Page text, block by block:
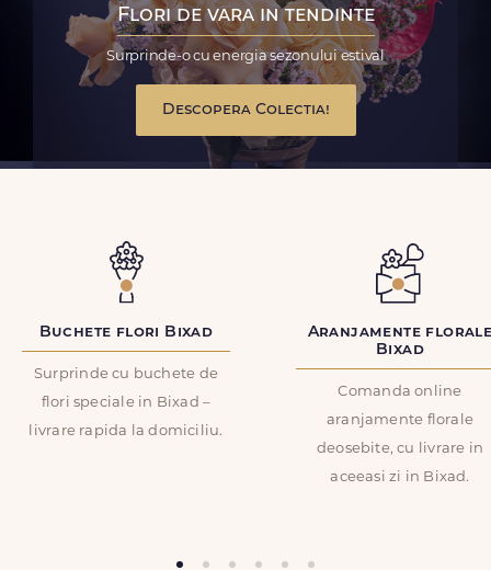
Flori de vara in tendinte
Surprinde-o cu energia sezonului estival
Descopera Colectia!
Buchete flori Bixad
Surprinde cu buchete de
flori speciale in Bixad –
livrare rapida la domiciliu.
Aranjamente
Bixad
Comanda online
aranjamente florale
deosebite, cu livrare in
aceeasi zi in Bixad.